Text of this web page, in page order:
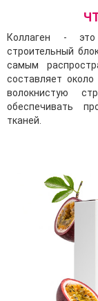
Коллаген - это
строительный
самым
составляет
волокнистую
обеспечивать
тканей.